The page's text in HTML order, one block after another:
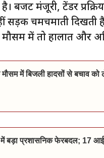
बजट मंजूरी, टेंडर
सड़क चमचमाती
में तो हालात और
मौसम में बिजली हादसों से बचाव
में बड़ा प्रशासनिक फेरबदल; 17